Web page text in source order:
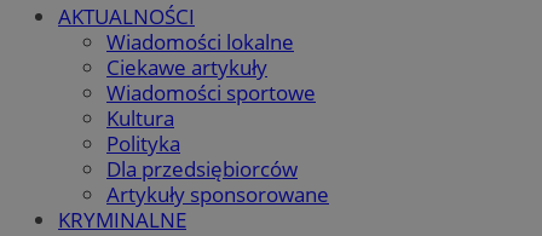
AKTUALNOŚCI
Wiadomości lokalne
Ciekawe artykuły
Wiadomości sportowe
Kultura
Polityka
Dla przedsiębiorców
Artykuły sponsorowane
KRYMINALNE